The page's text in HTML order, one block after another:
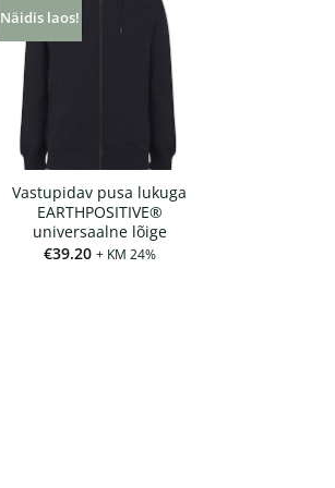
Näidis laos!
Vastupidav pusa lukuga
EARTHPOSITIVE®
universaalne lõige
€39.20 + KM 24%